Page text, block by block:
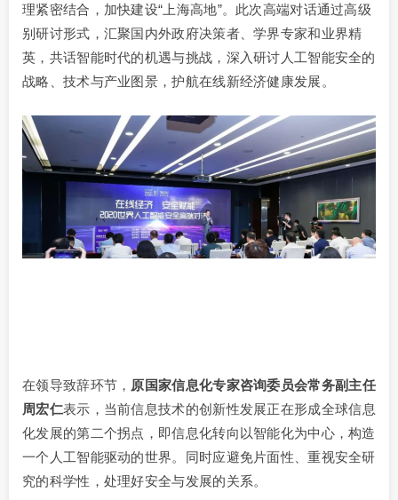
理紧密结合，加快建设“上海高地”。此次高端对话通过高级
别研讨形式，汇聚国内外政府决策者、学界专家和业界精
英，共话智能时代的机遇与挑战，深入研讨人工智能安全的
战略、技术与产业图景，护航在线新经济健康发展。
在领导致辞环节， 原国家信息化专家咨询委员会常务副主任
周宏仁表示，当前信息技术的创新性发展正在形成全球信息
化发展的第二个拐点，即信息化转向以智能化为中心，构造
一个人工智能驱动的世界。同时应避免片面性、重视安全研
究的科学性，处理好安全与发展的关系。